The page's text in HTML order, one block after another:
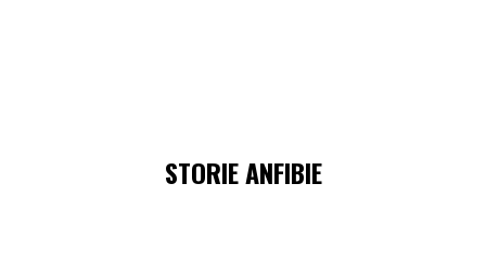
STORIE ANFIBIE